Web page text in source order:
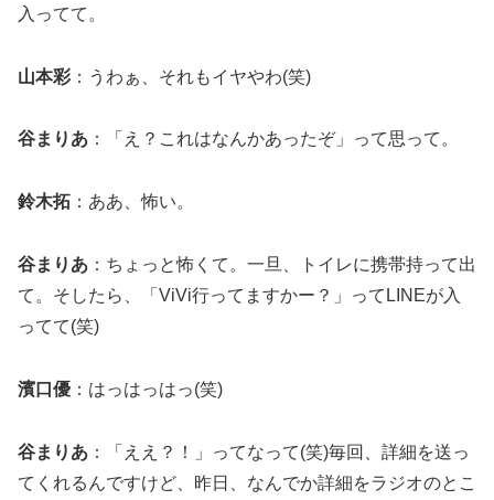
入ってて。
山本彩 ：うわぁ、それもイヤやわ(笑)
谷まりあ ：「え？これはなんかあったぞ」って思って。
鈴木拓 ：ああ、怖い。
谷まりあ ：ちょっと怖くて。一旦、トイレに携帯持って出
て。そしたら、「ViVi行ってますかー？」ってLINEが入
ってて(笑)
濱口優 ：はっはっはっ(笑)
谷まりあ ：「ええ？！」ってなって(笑)毎回、詳細を送っ
てくれるんですけど、昨日、なんでか詳細をラジオのとこ